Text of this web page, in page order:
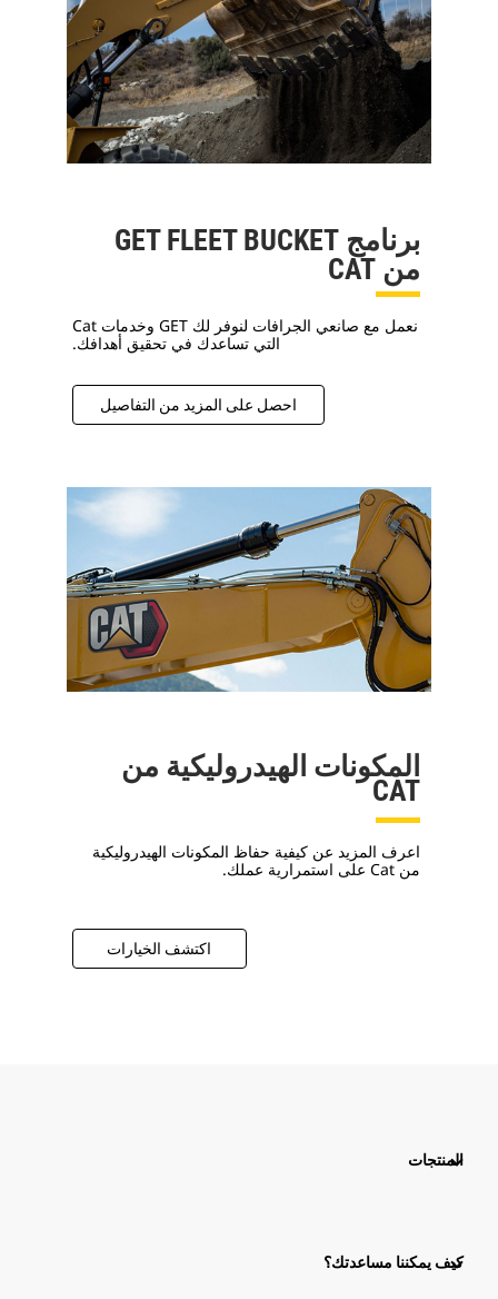
برنامج GET FLEET BUCKET
من CAT
نعمل مع صانعي الجرافات لنوفر لك GET وخدمات Cat
التي تساعدك في تحقيق أهدافك.
احصل على المزيد من التفاصيل
المكونات الهيدروليكية من
CAT
اعرف المزيد عن كيفية حفاظ المكونات الهيدروليكية
من Cat على استمرارية عملك.
اكتشف الخيارات
المنتجات
كيف يمكننا مساعدتك؟